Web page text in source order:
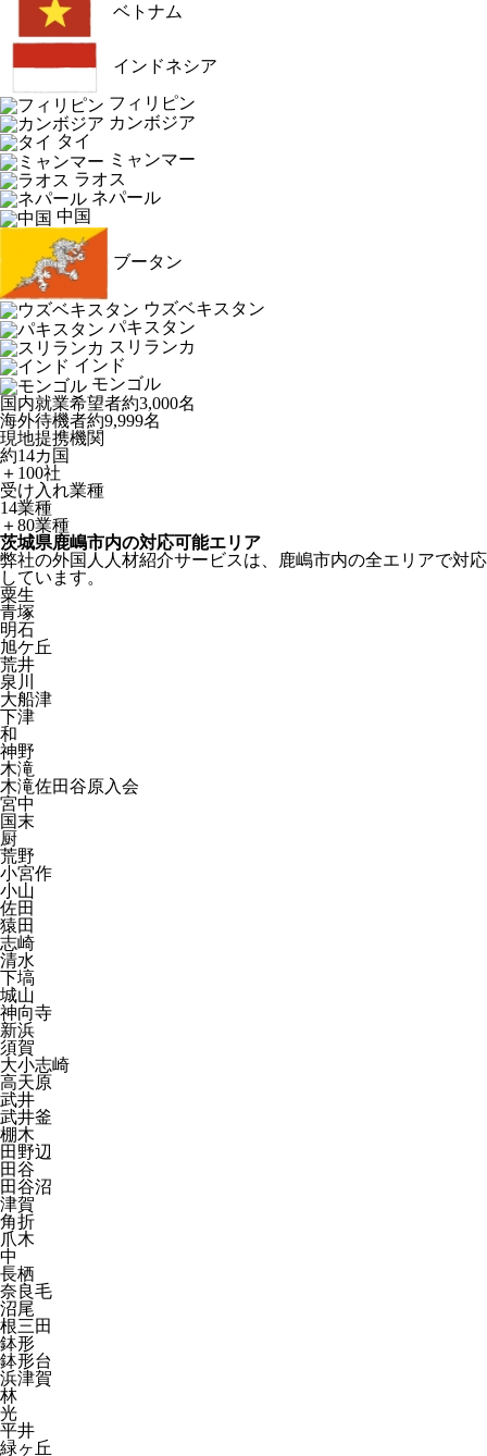
ベトナム
インドネシア
フィリピン
カンボジア
タイ
ミャンマー
ラオス
ネパール
中国
ブータン
ウズベキスタン
パキスタン
スリランカ
インド
モンゴル
国内就業希望者約3,000名
海外待機者約9,999名
現地提携機関
約14カ国
＋100社
受け入れ業種
14業種
＋80業種
茨城県鹿嶋市内の対応可能エリア
弊社の外国人人材紹介サービスは、鹿嶋市内の全エリアで対応
しています。
粟生
青塚
明石
旭ケ丘
荒井
泉川
大船津
下津
和
神野
木滝
木滝佐田谷原入会
宮中
国末
厨
荒野
小宮作
小山
佐田
猿田
志崎
清水
下塙
城山
神向寺
新浜
須賀
大小志崎
高天原
武井
武井釜
棚木
田野辺
田谷
田谷沼
津賀
角折
爪木
中
長栖
奈良毛
沼尾
根三田
鉢形
鉢形台
浜津賀
林
光
平井
緑ヶ丘